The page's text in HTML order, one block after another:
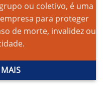
ou coletivo, é uma
para proteger
de morte, invalidez ou